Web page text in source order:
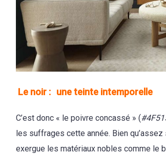
Le noir : une teinte intemporelle
C’est donc « le poivre concassé » (
les suffrages cette année. Bien
exergue les matériaux nobles comme le